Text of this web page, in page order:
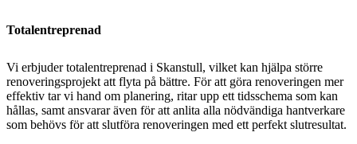
Totalentreprenad
Vi erbjuder totalentreprenad i Skanstull, vilket kan hjälpa större
renoveringsprojekt att flyta på bättre. För att göra renoveringen mer
effektiv tar vi hand om planering, ritar upp ett tidsschema som kan
hållas, samt ansvarar även för att anlita alla nödvändiga hantverkare
som behövs för att slutföra renoveringen med ett perfekt slutresultat.